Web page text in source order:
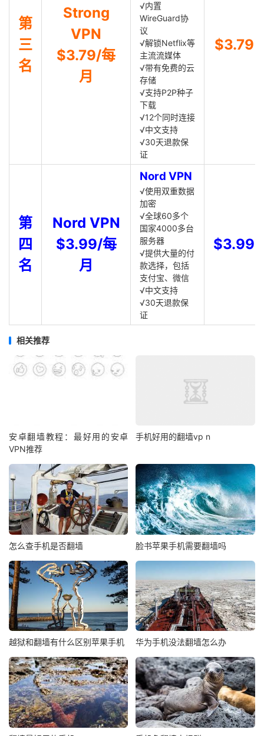
第
三
名
Strong
VPN
$3.79/每
月
√内置
WireGuard协
议
√解锁Netflix等
主流流媒体
√带有免费的云
存储
√支持P2P种子
下载
√12个同时连接
√中文支持
√30天退款保
证
$3.79
第
四
名
Nord VPN
$3.99/每
月
Nord VPN
√使用双重数据
加密
√全球60多个
国家4000多台
服务器
√提供大量的付
款选择，包括
支付宝、微信
√中文支持
√30天退款保
证
$3.99
相关推荐
安卓翻墙教程：最好用的安卓
VPN推荐
手机好用的翻墙vp n
怎么查手机是否翻墙 脸书苹果手机需要翻墙吗
越狱和翻墙有什么区别苹果手机 华为手机没法翻墙怎么办